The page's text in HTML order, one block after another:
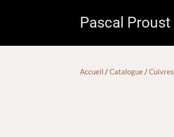
Pascal Proust
Accueil /Catalogue /Cuivres